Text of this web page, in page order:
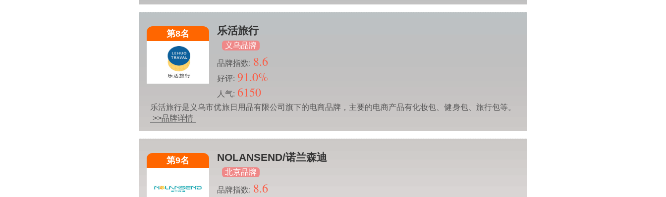
第8名 乐活旅行
义乌品牌
品牌指数: 8.6
好评: 91.0%
人气: 6150
乐活旅行是义乌市优旅日用品有限公司旗下的电商品牌，主要的电商产品有化妆包、健身包、旅行包等。
>>品牌详情
第9名 NOLANSEND/诺兰森迪
北京品牌
品牌指数: 8.6